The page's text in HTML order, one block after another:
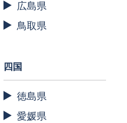
広島県
鳥取県
四国
徳島県
愛媛県